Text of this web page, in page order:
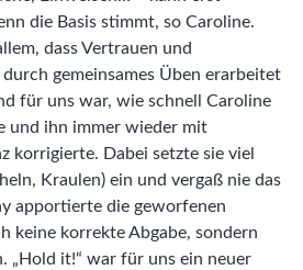
die Basis stimmt, so Caroline.
dass Vertrauen und
durch gemeinsames Üben erarbeitet
für uns war, wie schnell Caroline
und ihn immer wieder mit
korrigierte. Dabei setzte sie viel
Kraulen) ein und vergaß nie das
apportierte die geworfenen
keine korrekte Abgabe, sondern
„Hold it!“ war für uns ein neuer